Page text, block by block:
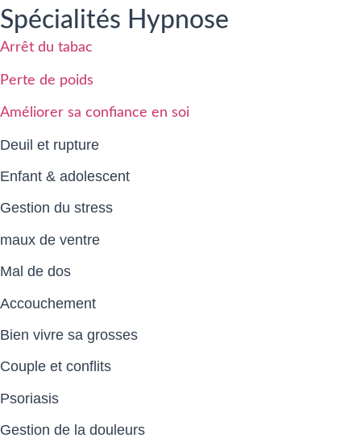
Spécialités Hypnose
Arrêt du tabac
Perte de poids
Améliorer sa confiance en soi
Deuil et rupture
Enfant & adolescent
Gestion du stress
maux de ventre
Mal de dos
Accouchement
Bien vivre sa grosses
Couple et conflits
Psoriasis
Gestion de la douleurs